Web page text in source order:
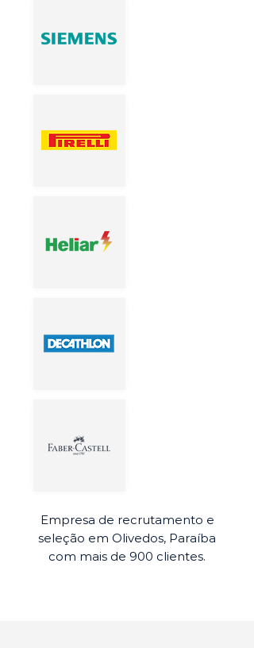
Empresa de recrutamento e
seleção em Olivedos, Paraíba
com mais de 900 clientes.